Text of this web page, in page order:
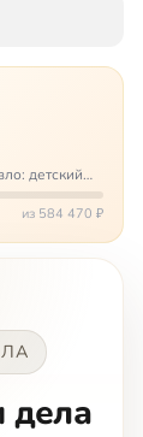
детский
сильно. Но
– Маша
из 584 470 ₽
дела